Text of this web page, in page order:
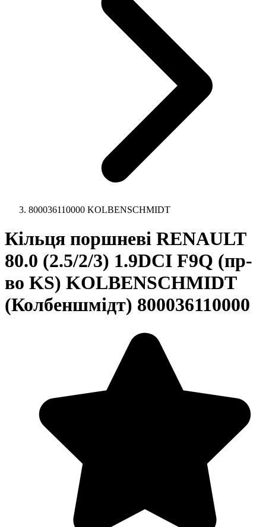
800036110000 KOLBENSCHMIDT
Кільця поршневі RENAULT
80.0 (2.5/2/3) 1.9DCI F9Q (пр-
во KS) KOLBENSCHMIDT
(Колбеншмідт) 800036110000